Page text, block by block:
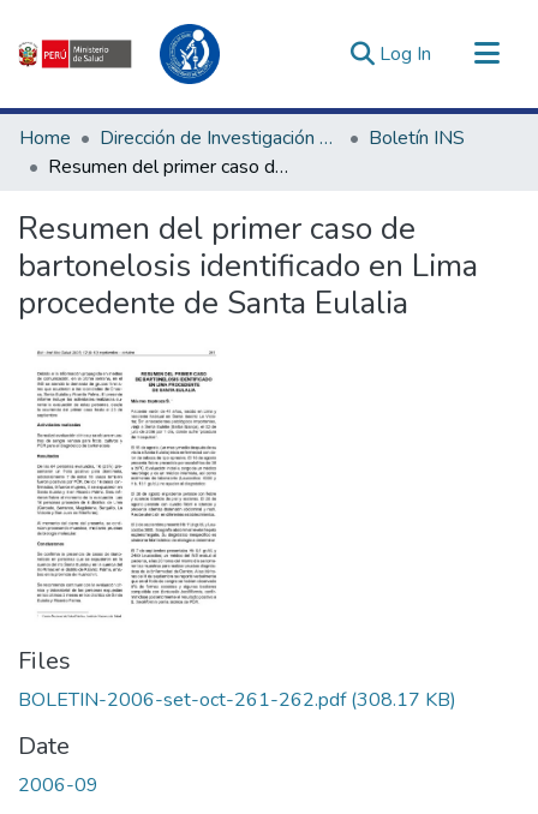
Log In (current)
Communities & Collections
All of DSpace
Estadísticas Externas
Enlaces de interés ▾
Home Dirección de Investigación e Innovación en Salud
Boletín INS
Resumen del primer caso de bartonelosis identificado en Lima procedente de Santa Eulalia
Resumen del primer caso de
bartonelosis identificado en Lima
procedente de Santa Eulalia
Files
BOLETIN-2006-set-oct-261-262.pdf(308.17 KB)
Date
2006-09